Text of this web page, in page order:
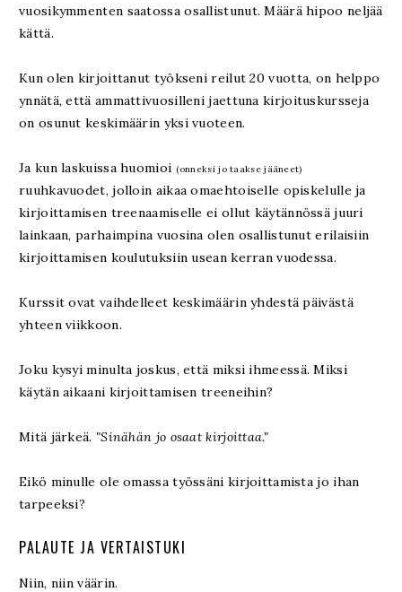
vuosikymmenten saatossa osallistunut. Määrä hipoo neljää
kättä.
Kun olen kirjoittanut työkseni reilut 20 vuotta, on helppo
ynnätä, että ammattivuosilleni jaettuna kirjoituskursseja
on osunut keskimäärin yksi vuoteen.
Ja kun laskuissa huomioi (onneksi jo taakse jääneet)
ruuhkavuodet, jolloin aikaa omaehtoiselle opiskelulle ja
kirjoittamisen treenaamiselle ei ollut käytännössä juuri
lainkaan, parhaimpina vuosina olen osallistunut erilaisiin
kirjoittamisen koulutuksiin usean kerran vuodessa.
Kurssit ovat vaihdelleet keskimäärin yhdestä päivästä
yhteen viikkoon.
Joku kysyi minulta joskus, että miksi ihmeessä. Miksi
käytän aikaani kirjoittamisen treeneihin?
Mitä järkeä. "Sinähän jo osaat kirjoittaa."
Eikö minulle ole omassa työssäni kirjoittamista jo ihan
tarpeeksi?
PALAUTE JA VERTAISTUKI
Niin, niin väärin.